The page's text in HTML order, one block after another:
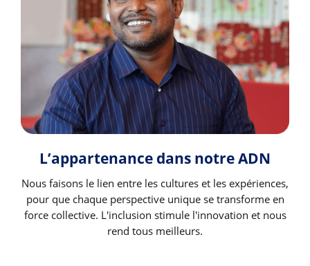
L’appartenance dans notre ADN
Nous faisons le lien entre les cultures et les expériences,
pour que chaque perspective unique se transforme en
force collective. L'inclusion stimule l'innovation et nous
rend tous meilleurs.